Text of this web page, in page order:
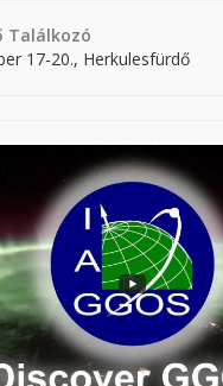
Találkozó
17-20., Herkulesfürdő